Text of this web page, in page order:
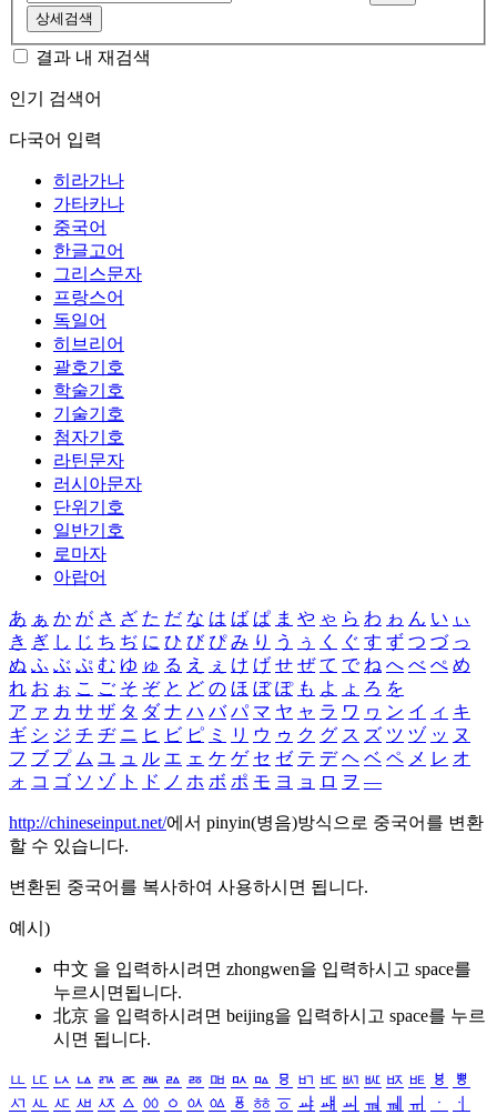
상세검색
결과 내 재검색
인기 검색어
다국어 입력
히라가나
가타카나
중국어
한글고어
그리스문자
프랑스어
독일어
히브리어
괄호기호
학술기호
기술기호
첨자기호
라틴문자
러시아문자
단위기호
일반기호
로마자
아랍어
あ ぁ か が さ ざ た だ な は ば ぱ ま や ゃ ら わ ゎ ん い ぃ
き ぎ し じ ち ぢ に ひ び ぴ み り う ぅ く ぐ す ず つ づ っ
ぬ ふ ぶ ぷ む ゆ ゅ る え ぇ け げ せ ぜ て で ね へ べ ぺ め
れ お ぉ こ ご そ ぞ と ど の ほ ぼ ぽ も よ ょ ろ を
ア ァ カ サ ザ タ ダ ナ ハ バ パ マ ヤ ャ ラ ワ ヮ ン イ ィ キ
ギ シ ジ チ ヂ ニ ヒ ビ ピ ミ リ ウ ゥ ク グ ス ズ ツ ヅ ッ ヌ
フ ブ プ ム ユ ュ ル エ ェ ケ ゲ セ ゼ テ デ ヘ ベ ペ メ レ オ
ォ コ ゴ ソ ゾ ト ド ノ ホ ボ ポ モ ヨ ョ ロ ヲ ―
http://chineseinput.net/에서 pinyin(병음)방식으로 중국어를 변환
할 수 있습니다.
변환된 중국어를 복사하여 사용하시면 됩니다.
예시)
中文 을 입력하시려면 zhongwen을 입력하시고 space를
누르시면됩니다.
北京 을 입력하시려면 beijing을 입력하시고 space를 누르
시면 됩니다.
ㅥ ㅦ ㅧ ㅨ ㅩ ㅪ ㅫ ㅬ ㅭ ㅮ ㅯ ㅰ ㅱ ㅲ ㅳ ㅴ ㅵ ㅶ ㅷ ㅸ
ㅹ
ㅺ ㅻ ㅼ ㅽ ㅾ ㅿ ㆀ ㆁ ㆂ ㆃ ㆄ ㆅ ㆆ ㆇ ㆈ ㆉ ㆊ ㆋ ㆌ ㆍ
ㆎ